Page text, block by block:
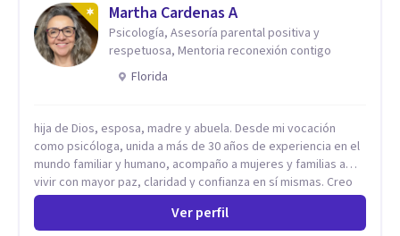
Martha Cardenas A
Psicología, Asesoría parental positiva y
respetuosa, Mentoria reconexión contigo
Florida
hija de Dios, esposa, madre y abuela. Desde mi vocación
como psicóloga, unida a más de 30 años de experiencia en el
mundo familiar y humano, acompaño a mujeres y familias a
vivir con mayor paz, claridad y confianza en sí mismas. Creo
profundamente que la vida está hecha de etapas, y que cada
ciclo —personal, emocional, espiritual y familiar— trae
Ver perfil